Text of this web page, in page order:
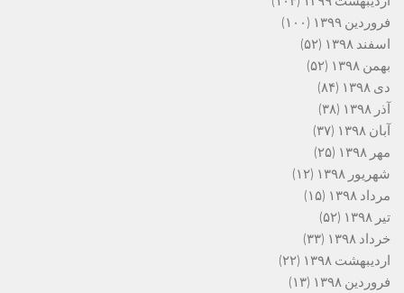
فروردین ۱۳۹۹
(۱۰۰)
اسفند ۱۳۹۸
(۵۲)
بهمن ۱۳۹۸
(۵۲)
دی ۱۳۹۸
(۸۴)
آذر ۱۳۹۸
(۳۸)
آبان ۱۳۹۸
(۳۷)
مهر ۱۳۹۸
(۲۵)
شهریور ۱۳۹۸
(۱۲)
مرداد ۱۳۹۸
(۱۵)
تیر ۱۳۹۸
(۵۲)
خرداد ۱۳۹۸
(۳۳)
اردیبهشت ۱۳۹۸
(۲۲)
فروردین ۱۳۹۸
(۱۳)